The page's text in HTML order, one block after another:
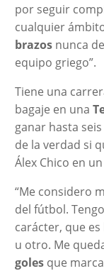
por seguir
cualquier
brazosnunca
equipo griego”.
Tiene una
bagaje en una
ganar hasta
de la verdad si
Álex Chico en
“Me considero
del fútbol.
carácter, que
u otro. Me
golesque